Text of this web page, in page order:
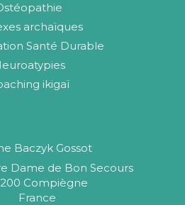
archaïques
Santé Durable
ikigaï
Baczyk Gossot
Dame de Bon Secours
Compiègne
France